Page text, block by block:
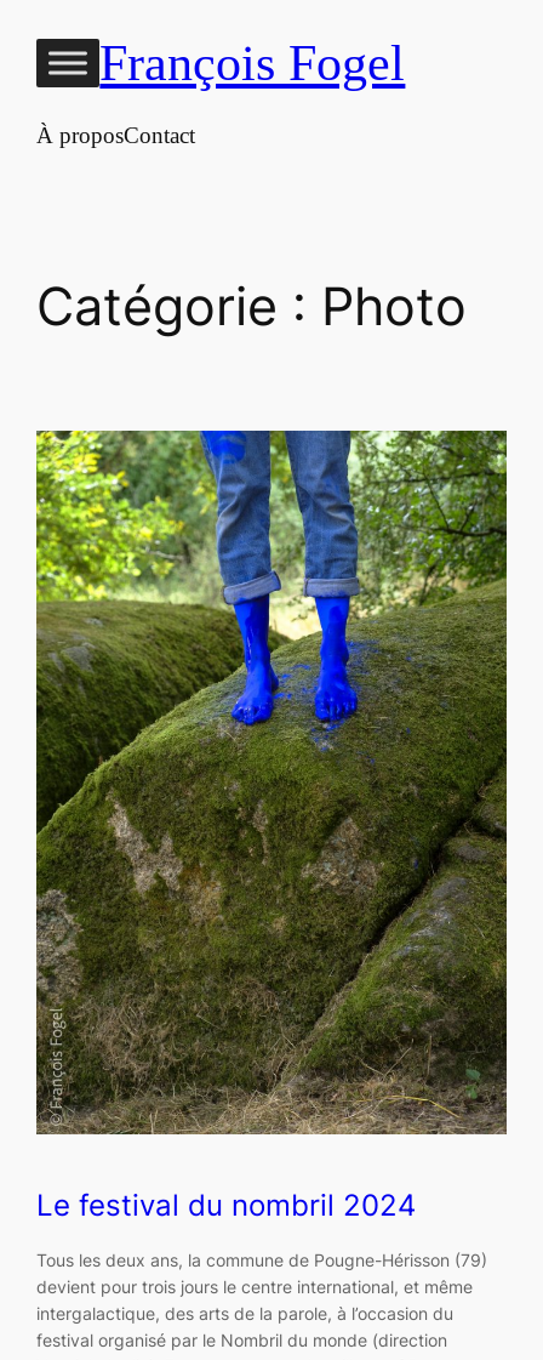
contenu François Fogel
À proposContact
Catégorie : Photo
Le festival du nombril 2024
Tous les deux ans, la commune de Pougne-Hérisson (79)
devient pour trois jours le centre international, et même
intergalactique, des arts de la parole, à l’occasion du
festival organisé par le Nombril du monde (direction